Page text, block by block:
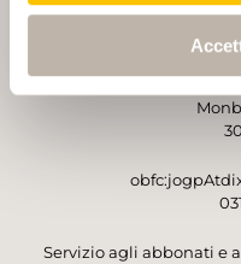
Servizio agli abbonati e